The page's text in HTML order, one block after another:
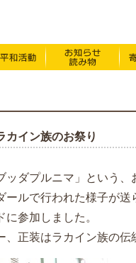
ント Earth Caravan
FREE!
活動報告
アースなあの人
アースキャラバン
バングラデシュだよ
里親心
イン族のお祭り
ッダプルニマ」という
ルで行われた様子が送
参加しました。
正装はラカイン族の伝